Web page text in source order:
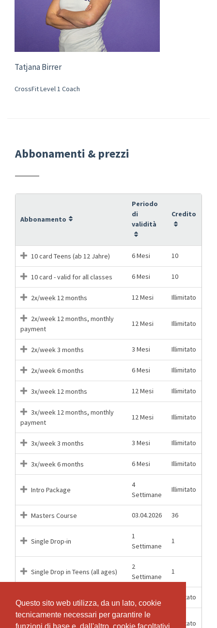
Questo sito web utilizza, da un lato, cookie
tecnicamente necessari per garantire le
Questo sito web utilizza, da un lato, cookie
tecnicamente necessari per garantire le
Tatjana Birrer
CrossFit Level 1 Coach
Abbonamenti & prezzi
Abbonamento
Periodo
di
validità
Credito
10 card Teens (ab 12 Jahre) 6 Mesi 10
10 card - valid for all classes 6 Mesi 10
2x/week 12 months 12 Mesi Illimitato
2x/week 12 months, monthly
payment
12 Mesi Illimitato
2x/week 3 months 3 Mesi Illimitato
2x/week 6 months 6 Mesi Illimitato
3x/week 12 months 12 Mesi Illimitato
3x/week 12 months, monthly
payment
12 Mesi Illimitato
3x/week 3 months 3 Mesi Illimitato
3x/week 6 months 6 Mesi Illimitato
Intro Package
4
Settimane
Illimitato
Masters Course 03.04.2026 36
Single Drop-in
1
Settimane
1
Single Drop in Teens (all ages)
2
Settimane
1
Illimitato
Unlimited 12 months, monthly
12 Mesi Illimitato